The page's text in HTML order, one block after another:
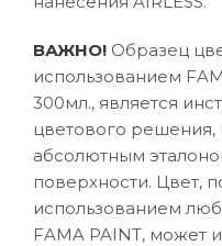
ВАЖНО! Образец
использованием
300мл., является
цветового решения,
абсолютным
поверхности. Цвет,
использованием
FAMA PAINT, может